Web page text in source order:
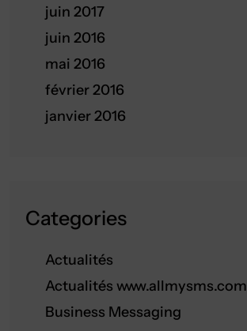
juin 2017
juin 2016
mai 2016
février 2016
janvier 2016
Categories
Actualités
Actualités www.allmysms.com
Business Messaging